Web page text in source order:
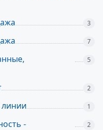
3
7
5
2
1
-
2